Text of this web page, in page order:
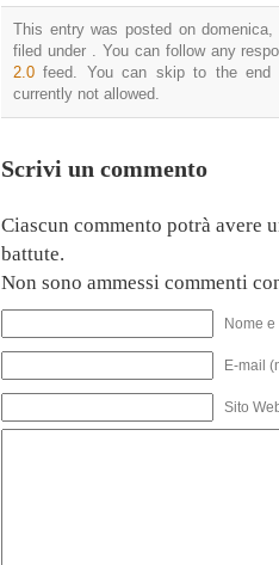
This entry was posted on
filed under . You can follow any
2.0 feed. You can skip to the end
currently not allowed.
Scrivi un commento
Ciascun commento potrà avere
battute.
Non sono ammessi commenti
Nome
E-mail
Sito